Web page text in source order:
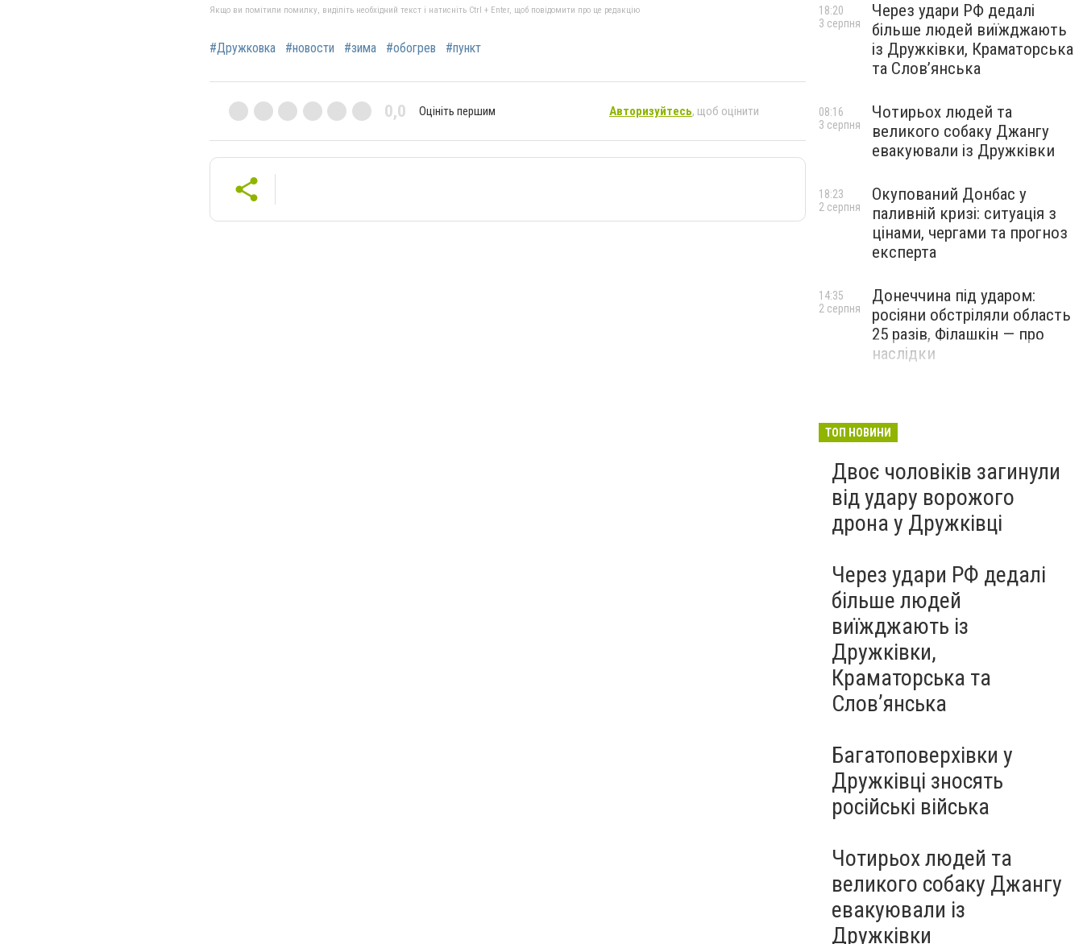
Якщо ви помітили помилку, виділіть необхідний текст і натисніть Ctrl + Enter, щоб повідомити про це редакцію
#Дружковка #новости #зима #обогрев #пункт
0,0 Оцініть першим Авторизуйтесь, щоб оцінити
Через удари РФ дедалі
більше людей виїжджають
із Дружківки, Краматорська
та Слов’янська
18:20
3 серпня
Чотирьох людей та
великого собаку Джангу
евакуювали із Дружківки
08:16
3 серпня
Окупований Донбас у
паливній кризі: ситуація з
цінами, чергами та прогноз
експерта
18:23
2 серпня
Донеччина під ударом:
росіяни обстріляли область
25 разів, Філашкін — про
наслідки
14:35
2 серпня
ТОП НОВИНИ
Двоє чоловіків загинули
від удару ворожого
дрона у Дружківці
Через удари РФ дедалі
більше людей
виїжджають із
Дружківки,
Краматорська та
Слов’янська
Багатоповерхівки у
Дружківці зносять
російські війська
Чотирьох людей та
великого собаку Джангу
евакуювали із
Дружківки